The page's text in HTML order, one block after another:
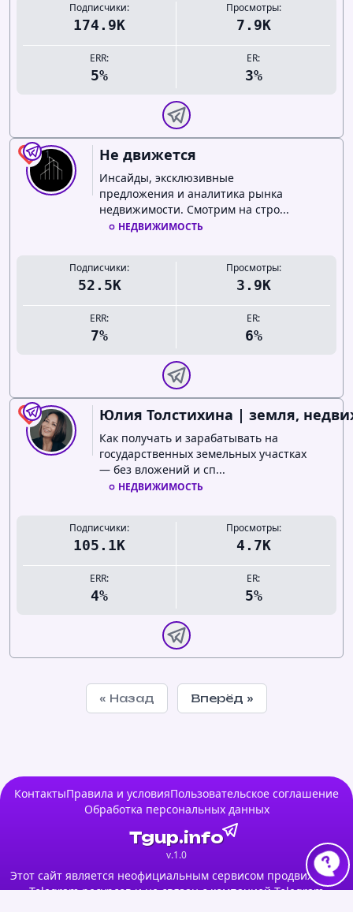
Подписчики:
174.9K
ERR:
5%
Просмотры:
7.9K
ER:
3%
1 Не движется
Инсайды, эксклюзивные
предложения и аналитика рынка
недвижимости. Смотрим на стро...
НЕДВИЖИМОСТЬ
Подписчики:
52.5K
ERR:
7%
Просмотры:
3.9K
ER:
6%
1 Юлия Толстихина | земля,
Как получать и зарабатывать на
государственных земельных участках
— без вложений и сп...
НЕДВИЖИМОСТЬ
Подписчики:
105.1K
ERR:
4%
Просмотры:
4.7K
ER:
5%
« Назад Вперёд »
КонтактыПравила и условияПользовательское соглашение
Обработка персональных данных
Tgup.info
v.1.0
Этот сайт является неофициальным сервисом продвижения
Telegram ресурсов и не связан с компанией Telegram